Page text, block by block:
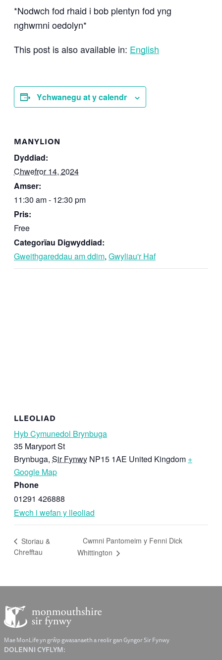
*Nodwch fod rhaid i bob plentyn fod yng
nghwmni oedolyn*
This post is also available in: English
Ychwanegu at y calendr
MANYLION
Dyddiad:
Chwefror 14, 2024
Amser:
11:30 am - 12:30 pm
Pris:
Free
Categorïau Digwyddiad:
Gweithgareddau am ddim, Gwyliau'r Haf
LLEOLIAD
Hyb Cymunedol Brynbuga
35 Maryport St
Brynbuga, Sir Fynwy NP15 1AE United Kingdom +
Google Map
Phone
01291 426888
Ewch i wefan y lleoliad
Storiau &
Chrefftau
Cwmni Pantomeim y Fenni Dick
Whittington
Mae MonLife yn grŵp gwasanaeth a reolir gan Gyngor Sir Fynwy
DOLENNI CYFLYM: